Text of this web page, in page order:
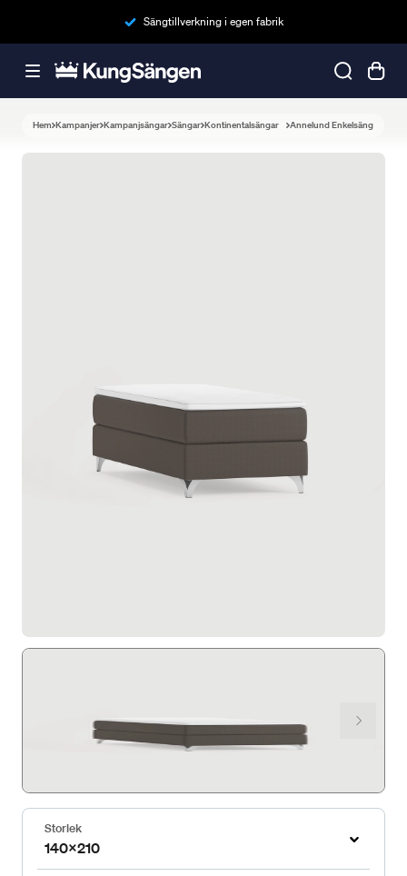
Sängtillverkning i egen fabrik
Hem Kampanjer Kampanjsängar Sängar Kontinentalsängar Annelund Enkelsäng
Storlek
140x210